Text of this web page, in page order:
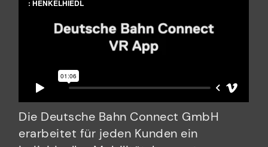
Die Deutsche Bahn Connect GmbH
erarbeitet für jeden Kunden ein